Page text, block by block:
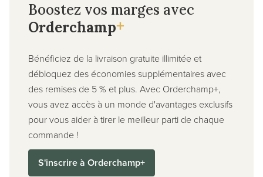
Boostez vos marges avec
Orderchamp+
Bénéficiez de la livraison gratuite illimitée et
débloquez des économies supplémentaires avec
des remises de 5 % et plus. Avec Orderchamp+,
vous avez accès à un monde d'avantages exclusifs
pour vous aider à tirer le meilleur parti de chaque
commande !
S'inscrire à Orderchamp+